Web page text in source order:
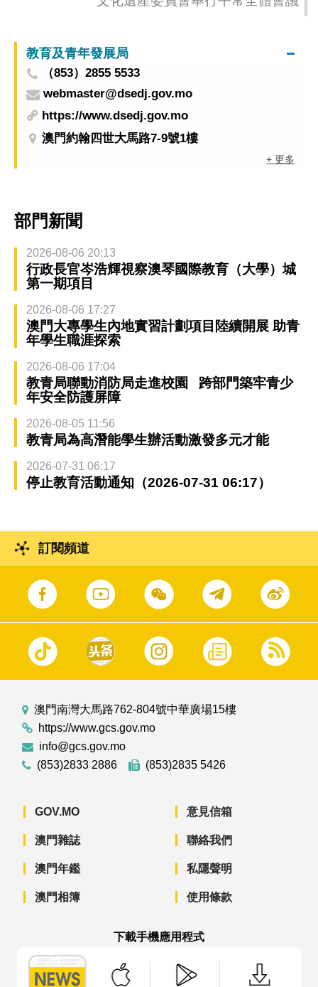
教育及青年發展局
（853）2855 5533
webmaster@dsedj.gov.mo
https://www.dsedj.gov.mo
澳門約翰四世大馬路7-9號1樓
+ 更多
部門新聞
2026-08-06 20:13
行政長官岑浩輝視察澳琴國際教育（大學）城
第一期項目
2026-08-06 17:27
澳門大專學生內地實習計劃項目陸續開展 助青
年學生職涯探索
2026-08-06 17:04
教青局聯動消防局走進校園 跨部門築牢青少
年安全防護屏障
2026-08-05 11:56
教青局為高潛能學生辦活動激發多元才能
2026-07-31 06:17
停止教育活動通知（2026-07-31 06:17）
訂閱頻道
澳門南灣大馬路762-804號中華廣場15樓
https://www.gcs.gov.mo
info@gcs.gov.mo
(853)2833 2886
(853)2835 5426
GOV.MO
澳門雜誌
澳門年鑑
澳門相簿
意見信箱
聯絡我們
私隱聲明
使用條款
下載手機應用程式